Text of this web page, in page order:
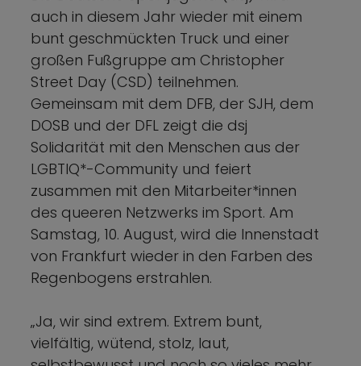
auch in diesem Jahr wieder mit einem
bunt geschmückten Truck und einer
großen Fußgruppe am Christopher
Street Day (CSD) teilnehmen.
Gemeinsam mit dem DFB, der SJH, dem
DOSB und der DFL zeigt die dsj
Solidarität mit den Menschen aus der
LGBTIQ*-Community und feiert
zusammen mit den Mitarbeiter*innen
des queeren Netzwerks im Sport. Am
Samstag, 10. August, wird die Innenstadt
von Frankfurt wieder in den Farben des
Regenbogens erstrahlen.
„Ja, wir sind extrem. Extrem bunt,
vielfältig, wütend, stolz, laut,